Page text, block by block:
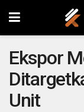
Ekspor
Unit